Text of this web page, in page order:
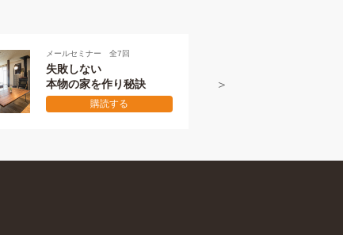
メールセミナー 全7回
失敗しない
本物の家を作り秘訣
購読する